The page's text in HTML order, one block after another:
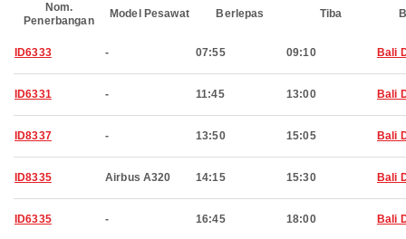
Nom.
Penerbangan
Model Pesawat Berlepas Tiba
ID6333 - 07:55 09:10 Bali
ID6331 - 11:45 13:00 Bali
ID8337 - 13:50 15:05 Bali
ID8335 Airbus A320 14:15 15:30 Bali
ID6335 - 16:45 18:00 Bali